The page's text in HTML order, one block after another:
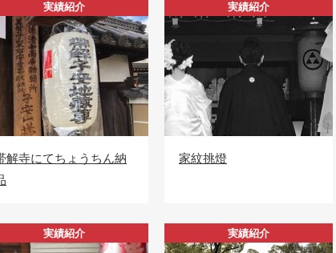
実績紹介
解寺にてちょうちん納
実績紹介
家紋挑燈
実績紹介 実績紹介